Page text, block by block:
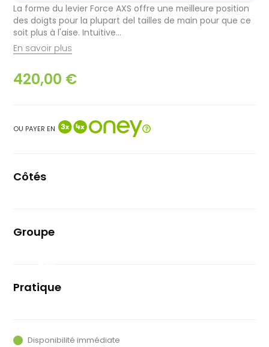
La forme du levier Force AXS offre une meilleure position
des doigts pour la plupart del tailles de main pour que ce
soit plus à l'aise. Intuitive...
En savoir plus
420,00 €
OU PAYER EN
Côtés
Groupe
Pratique
Disponibilité immédiate